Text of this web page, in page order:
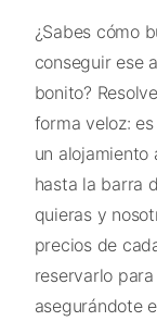
¿Sabes cómo
conseguir ese
bonito?
forma veloz:
un alojamiento
hasta la barra
quieras y
precios de
reservarlo
asegurándote